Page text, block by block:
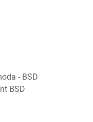
- BSD
BSD